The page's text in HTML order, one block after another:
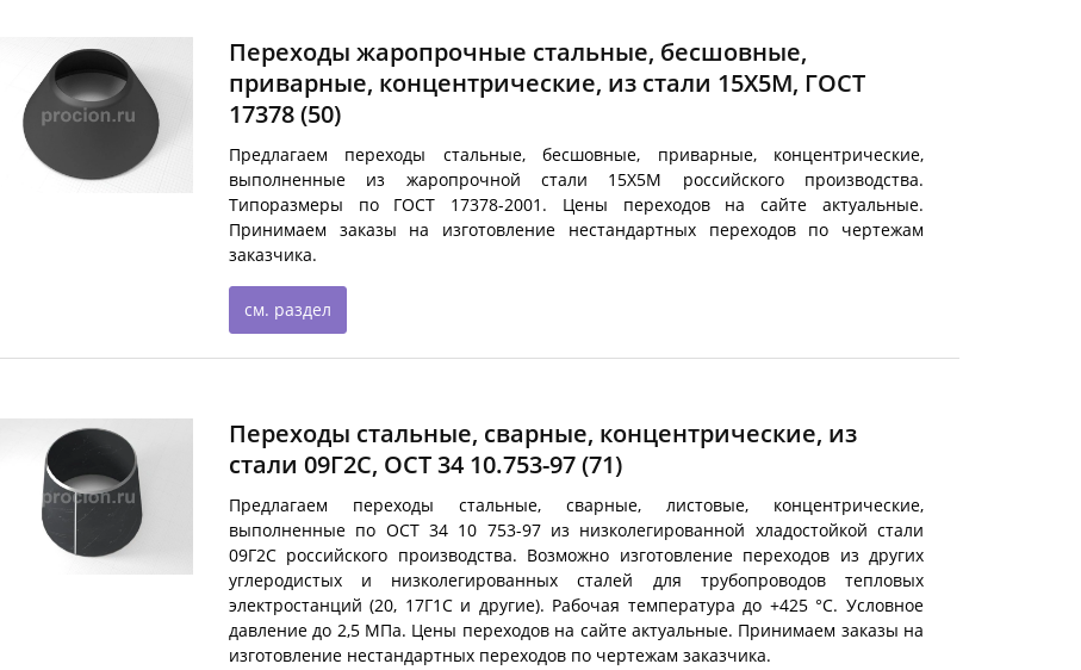
Переходы жаропрочные стальные, бесшовные,
приварные, концентрические, из стали 15Х5М, ГОСТ
17378(50)
Предлагаем переходы стальные, бесшовные, приварные, концентрические,
выполненные из жаропрочной стали 15Х5М российского производства.
Типоразмеры по ГОСТ 17378-2001. Цены переходов на сайте актуальные.
Принимаем заказы на изготовление нестандартных переходов по чертежам
заказчика.
см. раздел
Переходы стальные, сварные, концентрические, из
стали 09Г2С, ОСТ 34 10.753-97(71)
Предлагаем переходы стальные, сварные, листовые, концентрические,
выполненные по ОСТ 34 10 753-97 из низколегированной хладостойкой стали
09Г2С российского производства. Возможно изготовление переходов из других
углеродистых и низколегированных сталей для трубопроводов тепловых
электростанций (20, 17Г1С и другие). Рабочая температура до +425 °С. Условное
давление до 2,5 МПа. Цены переходов на сайте актуальные. Принимаем заказы на
изготовление нестандартных переходов по чертежам заказчика.